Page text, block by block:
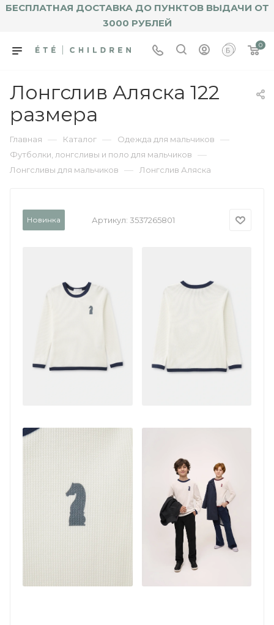
БЕСПЛАТНАЯ ДОСТАВКА ДО ПУНКТОВ ВЫДАЧИ ОТ
3000 РУБЛЕЙ
0
Лонгслив Аляска 122
размера
Главная — Каталог — Одежда для мальчиков —
Футболки, лонгсливы и поло для мальчиков —
Лонгсливы для мальчиков — Лонгслив Аляска
Новинка Артикул: 3537265801